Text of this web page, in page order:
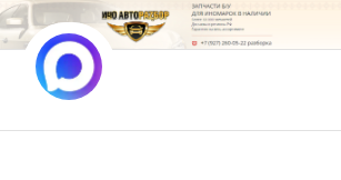
Перейти
к
содержимому